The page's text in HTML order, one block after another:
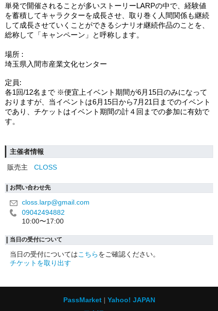
単発で開催されることが多いストーリーLARPの中で、経験値
を蓄積してキャラクターを成長させ、取り巻く人間関係も継続
して成長させていくことができるシナリオ継続作品のことを、
総称して「キャンペーン」と呼称します。
場所 :
埼玉県入間市産業文化センター
定員:
各1回/12名まで ※便宜上イベント期間が6月15日のみになって
おりますが、当イベントは6月15日から7月21日までのイベント
であり、チケットはイベント期間の計４回までの参加に有効で
す。
主催者情報
販売主
CLOSS
お問い合わせ先
closs.larp@gmail.com
09042494882
10:00〜17:00
当日の受付について
当日の受付についてはこちらをご確認ください。
チケットを取り出す
PassMarket
Yahoo! JAPAN